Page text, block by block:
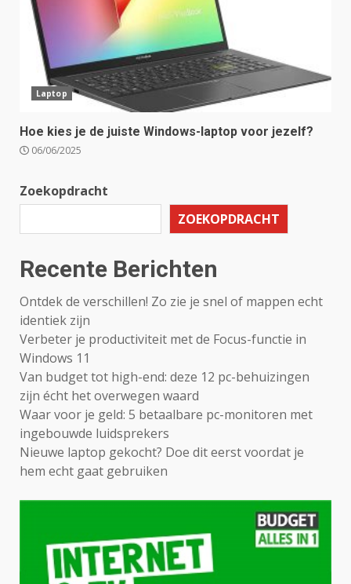
Laptop
Hoe kies je de juiste Windows-laptop voor jezelf?
06/06/2025
Zoekopdracht
ZOEKOPDRACHT
Recente Berichten
Ontdek de verschillen! Zo zie je snel of mappen echt
identiek zijn
Verbeter je productiviteit met de Focus-functie in
Windows 11
Van budget tot high-end: deze 12 pc-behuizingen
zijn écht het overwegen waard
Waar voor je geld: 5 betaalbare pc-monitoren met
ingebouwde luidsprekers
Nieuwe laptop gekocht? Doe dit eerst voordat je
hem echt gaat gebruiken